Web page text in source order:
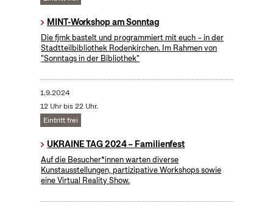
MINT-Workshop am Sonntag
Die fjmk bastelt und programmiert mit euch – in der
Stadtteilbibliothek Rodenkirchen. Im Rahmen von
"Sonntags in der Bibliothek"
1.9.2024
12 Uhr bis 22 Uhr.
Eintritt frei
UKRAINE TAG 2024 – Familienfest
Auf die Besucher*innen warten diverse
Kunstausstellungen, partizipative Workshops sowie
eine Virtual Reality Show.